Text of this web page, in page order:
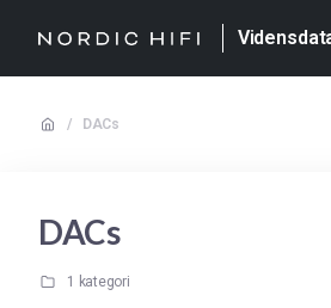
/ DACs
DACs
1 kategori